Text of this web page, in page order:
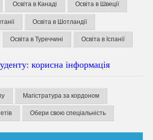
Освіта в Канаді Освіта в Швеції
Освіта в Шотландії
Освіта в Туреччині Освіта в Іспанії
корисна інформація
Магістратура за кордоном
Обери свою спеціальність